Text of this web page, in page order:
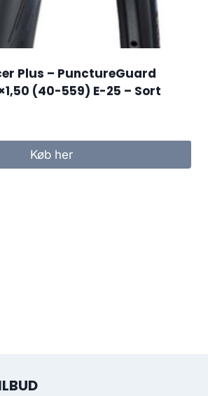
Plus – PunctureGuard
(40-559) E-25 – Sort
Køb her